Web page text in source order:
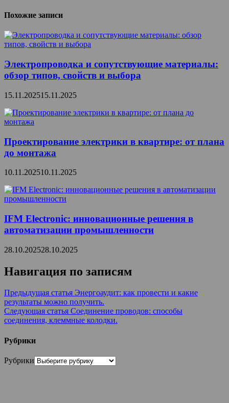
Похожие записи
Электропроводка и сопутствующие материалы:
обзор типов, свойств и выбора
15.11.202515.11.2025
Проектирование электрики в квартире: от плана
до монтажа
10.11.202510.11.2025
IFM Electronic: инновационные решения в
автоматизации промышленности
28.10.202528.10.2025
Навигация по записям
Предыдущая статья Энергоаудит: как провести и какие
результаты можно получить.
Следующая статья Соединение проводов: способы
соединения, клеммные колодки.
Рубрики
Рубрики